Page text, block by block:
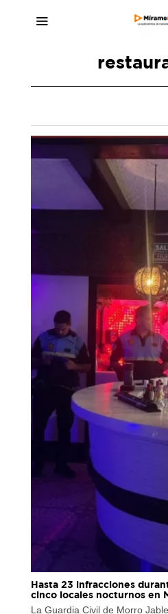
Hasta 23 infracciones
cinco locales nocturnos en
La Guardia Civil de Morro